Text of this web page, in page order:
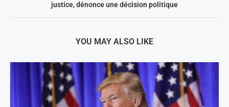
justice, dénonce une décision politique
YOU MAY ALSO LIKE